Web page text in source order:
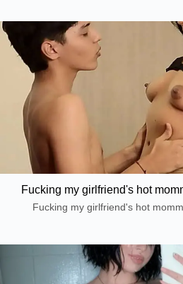
Fucking my girlfriend's hot
Fucking my girlfriend's hot